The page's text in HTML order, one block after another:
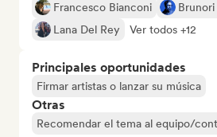
Francesco Bianconi
Brunori
Lana Del Rey
Ver todos +12
Principales oportunidades
Firmar artistas o lanzar su música
Otras
Recomendar el tema al equipo/